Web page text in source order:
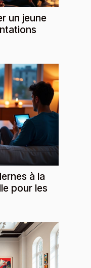
un jeune
à la
pour les